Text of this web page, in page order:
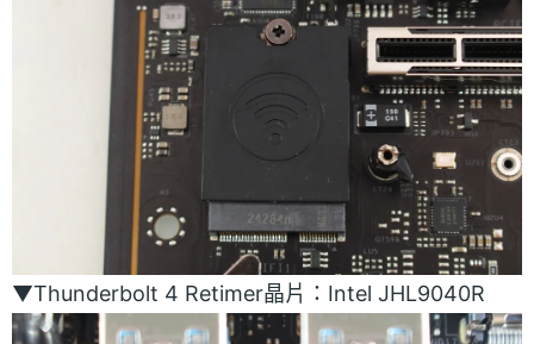
▼Thunderbolt 4 Retimer晶片：Intel JHL9040R